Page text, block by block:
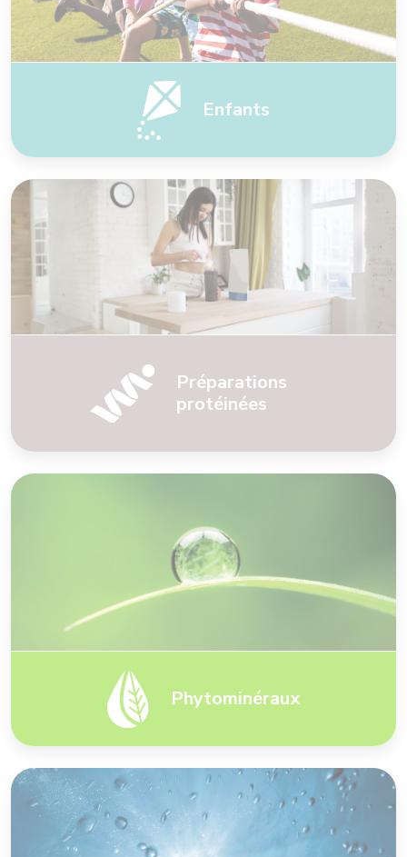
Enfants
Préparations
protéinées
Phytominéraux